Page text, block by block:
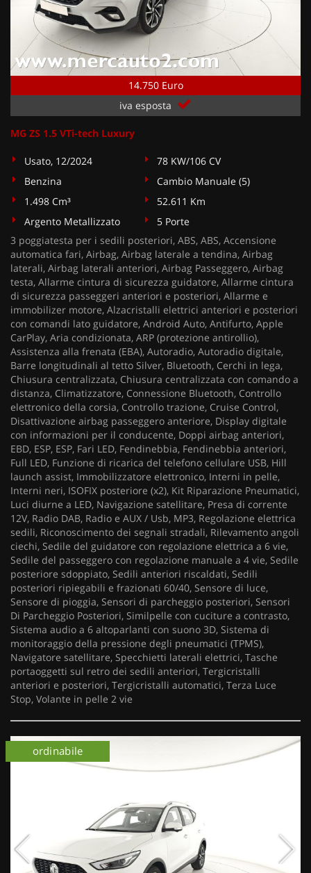
14.750 Euro
iva esposta
MG ZS 1.5 VTi-tech Luxury
Usato, 12/2024
78 KW/106 CV
Benzina
Cambio Manuale (5)
1.498 Cm³
52.611 Km
Argento Metallizzato
5 Porte
3 poggiatesta per i sedili posteriori, ABS, ABS, Accensione
automatica fari, Airbag, Airbag laterale a tendina, Airbag
laterali, Airbag laterali anteriori, Airbag Passeggero, Airbag
testa, Allarme cintura di sicurezza guidatore, Allarme cintura
di sicurezza passeggeri anteriori e posteriori, Allarme e
immobilizer motore, Alzacristalli elettrici anteriori e posteriori
con comandi lato guidatore, Android Auto, Antifurto, Apple
CarPlay, Aria condizionata, ARP (protezione antirollio),
Assistenza alla frenata (EBA), Autoradio, Autoradio digitale,
Barre longitudinali al tetto Silver, Bluetooth, Cerchi in lega,
Chiusura centralizzata, Chiusura centralizzata con comando a
distanza, Climatizzatore, Connessione Bluetooth, Controllo
elettronico della corsia, Controllo trazione, Cruise Control,
Disattivazione airbag passeggero anteriore, Display digitale
con informazioni per il conducente, Doppi airbag anteriori,
EBD, ESP, ESP, Fari LED, Fendinebbia, Fendinebbia anteriori,
Full LED, Funzione di ricarica del telefono cellulare USB, Hill
launch assist, Immobilizzatore elettronico, Interni in pelle,
Interni neri, ISOFIX posteriore (x2), Kit Riparazione Pneumatici,
Luci diurne a LED, Navigazione satellitare, Presa di corrente
12V, Radio DAB, Radio e AUX / Usb, MP3, Regolazione elettrica
sedili, Riconoscimento dei segnali stradali, Rilevamento angoli
ciechi, Sedile del guidatore con regolazione elettrica a 6 vie,
Sedile del passeggero con regolazione manuale a 4 vie, Sedile
posteriore sdoppiato, Sedili anteriori riscaldati, Sedili
posteriori ripiegabili e frazionati 60/40, Sensore di luce,
Sensore di pioggia, Sensori di parcheggio posteriori, Sensori
Di Parcheggio Posteriori, Similpelle con cuciture a contrasto,
Sistema audio a 6 altoparlanti con suono 3D, Sistema di
monitoraggio della pressione degli pneumatici (TPMS),
Navigatore satellitare, Specchietti laterali elettrici, Tasche
portaoggetti sul retro dei sedili anteriori, Tergicristalli
anteriori e posteriori, Tergicristalli automatici, Terza Luce
Stop, Volante in pelle 2 vie
ordinabile